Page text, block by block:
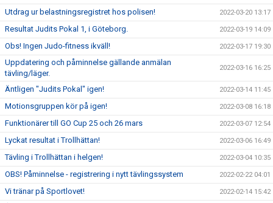
Utdrag ur belastningsregistret hos polisen! 2022-03-20 13:17
Resultat Judits Pokal 1, i Göteborg. 2022-03-19 14:09
Obs! Ingen Judo-fitness ikväll! 2022-03-17 19:30
Uppdatering och påminnelse gällande anmälan
tävling/läger.
2022-03-16 16:25
Äntligen "Judits Pokal" igen! 2022-03-14 11:45
Motionsgruppen kör på igen! 2022-03-08 16:18
Funktionärer till GO Cup 25 och 26 mars 2022-03-07 12:54
Lyckat resultat i Trollhättan! 2022-03-06 16:49
Tävling i Trollhättan i helgen! 2022-03-04 10:35
OBS! Påminnelse - registrering i nytt tävlingssystem 2022-02-22 04:01
Vi tränar på Sportlovet! 2022-02-14 15:42